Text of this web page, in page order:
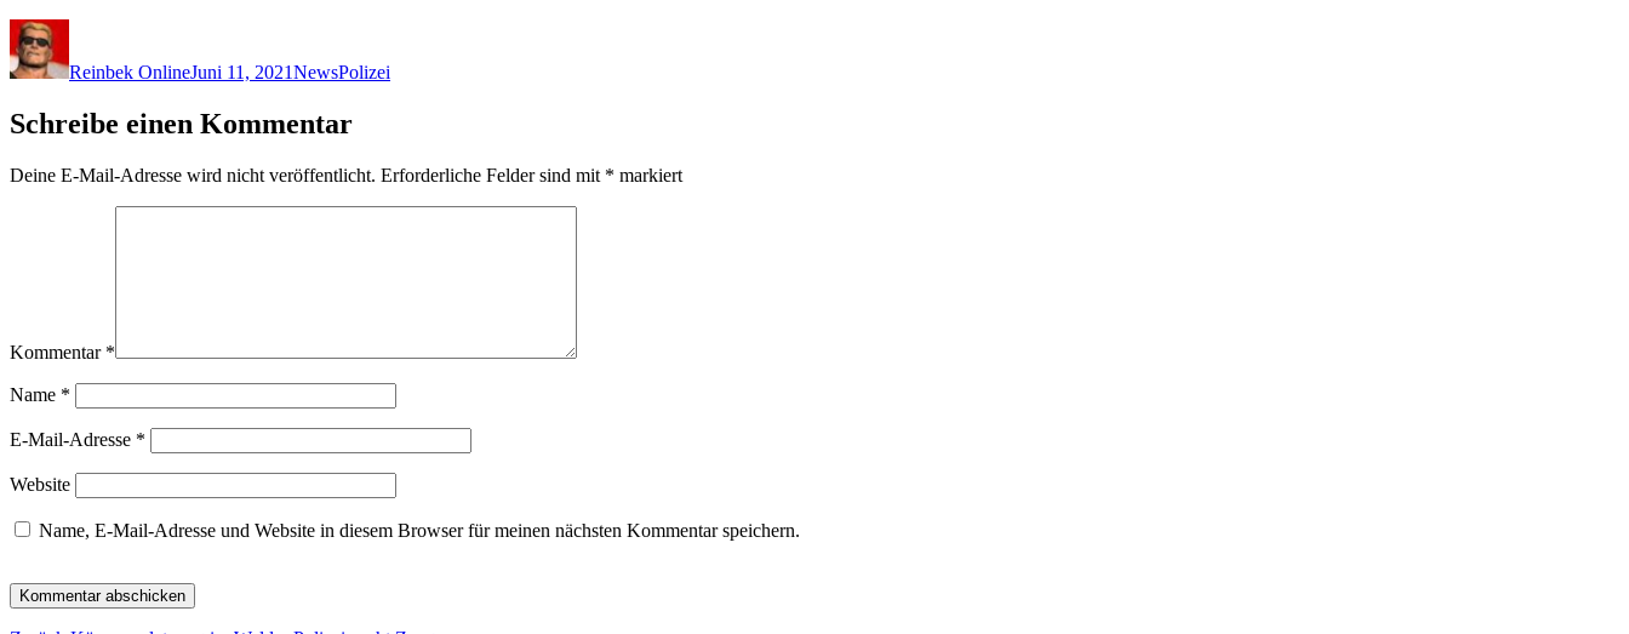
Reinbek OnlineJuni 11, 2021NewsPolizei
Schreibe einen Kommentar
Deine E-Mail-Adresse wird nicht veröffentlicht. Erforderliche Felder sind mit * markiert
Kommentar *
Name *
E-Mail-Adresse *
Website
Name, E-Mail-Adresse und Website in diesem Browser für meinen nächsten Kommentar speichern.